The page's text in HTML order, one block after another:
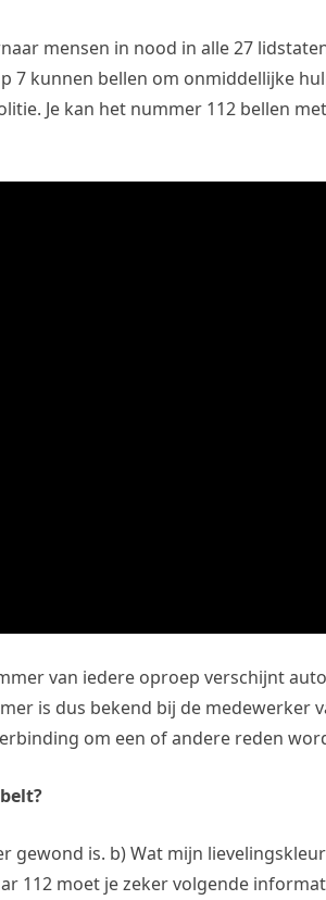
mensen in nood in alle 27
7 kunnen bellen om onmiddellijke
Je kan het nummer 112 bellen
van iedere oproep verschijnt
is dus bekend bij de medewerker
om een of andere reden
gewond is. b) Wat mijn
112 moet je zeker volgende